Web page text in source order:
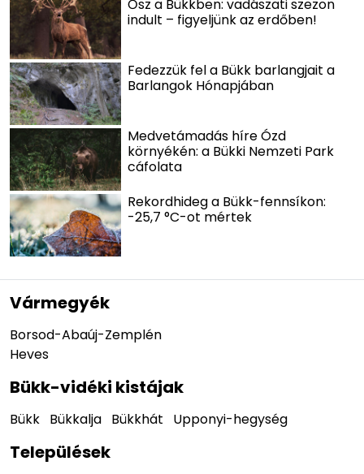
Ősz a Bükkben: vadászati szezon
indult – figyeljünk az erdőben!
Fedezzük fel a Bükk barlangjait a
Barlangok Hónapjában
Medvetámadás híre Ózd
környékén: a Bükki Nemzeti Park
cáfolata
Rekordhideg a Bükk-fennsíkon:
-25,7 °C-ot mértek
Vármegyék
Borsod-Abaúj-Zemplén
Heves
Bükk-vidéki kistájak
Bükk Bükkalja Bükkhát Upponyi-hegység
Települések